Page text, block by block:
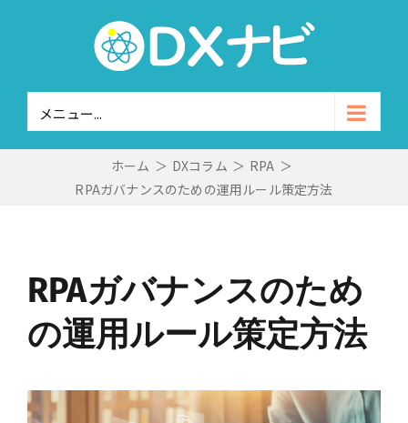
メニュー...
ホーム ＞ DXコラム ＞ RPA ＞
RPAガバナンスのための運用ルール策定方法
RPAガバナンスのため
の運用ルール策定方法